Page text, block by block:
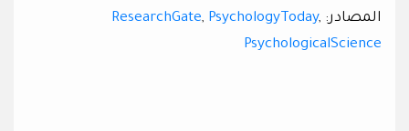
المصادر: ResearchGate, PsychologyToday,
PsychologicalScience